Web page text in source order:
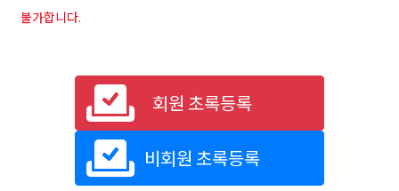
불가합니다.
회원 초록등록
비회원 초록등록